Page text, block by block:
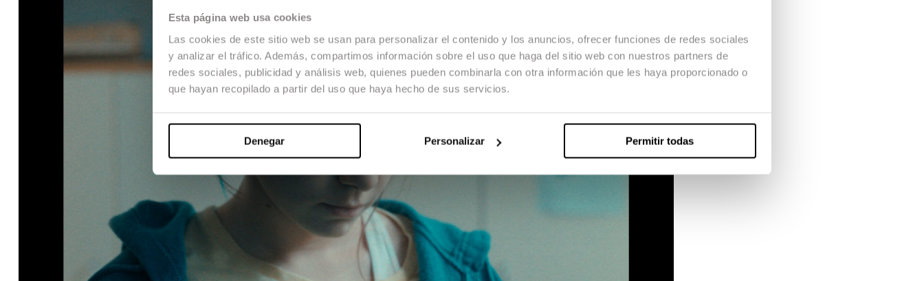
Esta página web usa cookies
Las cookies de este sitio web se usan para personalizar el contenido y los anuncios, ofrecer funciones de redes sociales
y analizar el tráfico. Además, compartimos información sobre el uso que haga del sitio web con nuestros partners de
redes sociales, publicidad y análisis web, quienes pueden combinarla con otra información que les haya proporcionado o
que hayan recopilado a partir del uso que haya hecho de sus servicios.
Denegar Personalizar Permitir todas